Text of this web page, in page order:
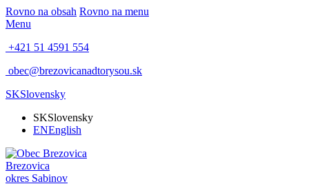
Rovno na obsah Rovno na menu
Menu
+421 51 4591 554
obec@brezovicanadtorysou.sk
SKSlovensky
SKSlovensky
ENEnglish
Brezovica
okres Sabinov